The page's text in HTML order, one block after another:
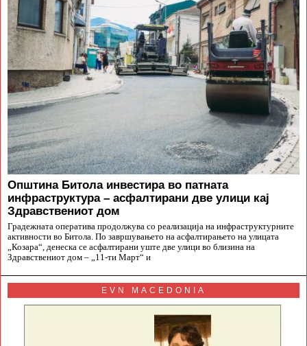
Општина Битола инвестира во патната
инфраструктура – асфалтирани две улици кај
Здравствениот дом
Градежната оператива продолжува со реализација на инфраструктурните
активности во Битола. По завршувањето на асфалтирањето на улицата
„Козара“, денеска се асфалтирани уште две улици во близина на
Здравствениот дом – „11-ти Март“ и
EVN MACEDONIA